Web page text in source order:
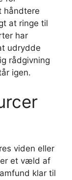
håndtere
at ringe til
har
udrydde
rådgivning
igen.
viden eller
et væld af
klar til